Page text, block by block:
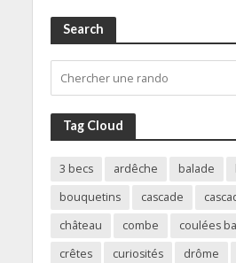
Search
Tag Cloud
3 becs ardêche balade
bouquetins
cascade
château
combe coulées
crêtes
curiosités drôme